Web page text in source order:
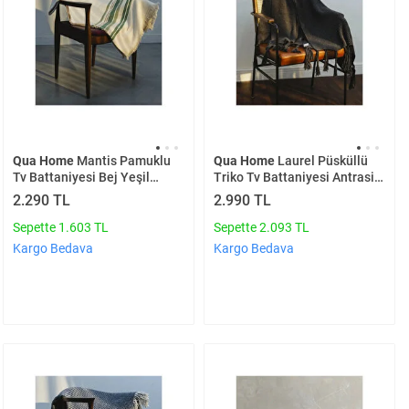
Qua Home Mantis Pamuklu
Tv Battaniyesi Bej Yeşil
130x170 Cm
2.290 TL
Sepette 1.603 TL
Kargo Bedava
Qua Home Laurel Püsküllü
Triko Tv Battaniyesi Antrasit
130*150 Cm
2.990 TL
Sepette 2.093 TL
Kargo Bedava